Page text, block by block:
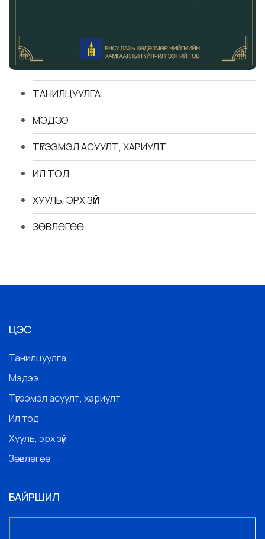
ТАНИЛЦУУЛГА
МЭДЭЭ
ТҮГЭЭМЭЛ АСУУЛТ, ХАРИУЛТ
ИЛ ТОД
ХУУЛЬ, ЭРХ ЗҮЙ
ЗӨВЛӨГӨӨ
ЦЭС
Танилцуулга
Мэдээ
Түгээмэл асуулт, хариулт
Ил тод
Хууль, эрх зүй
Зөвлөгөө
БАЙРШИЛ